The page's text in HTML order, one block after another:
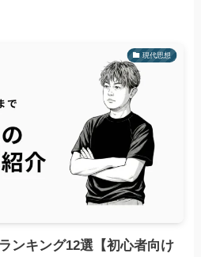
現代思想
ンキング12選【初心者向け